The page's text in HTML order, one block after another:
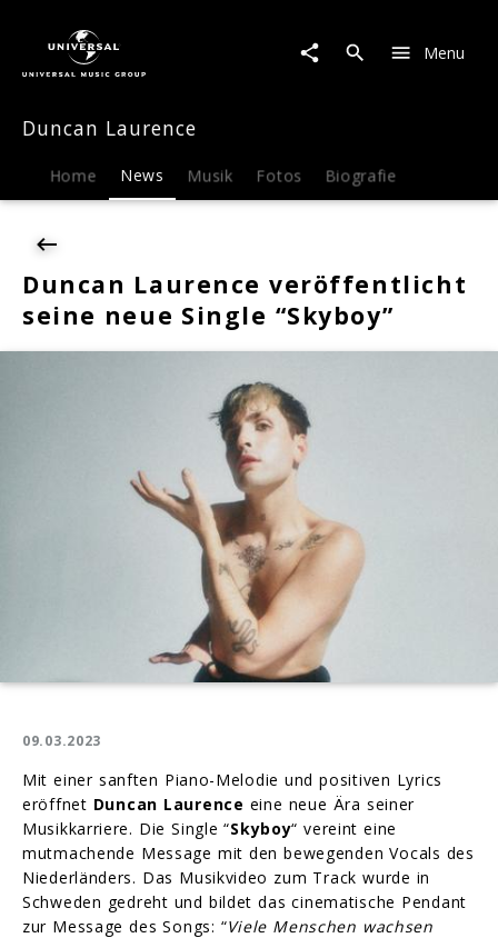
Laurence
News
Duncan
veröffentlicht
seine
Single
Menu
Duncan Laurence
Home News Musik Fotos Biografie
Duncan Laurence veröffentlicht
seine neue Single “Skyboy”
09.03.2023
Mit einer sanften Piano-Melodie und positiven Lyrics
eröffnet Duncan Laurence eine neue Ära seiner
Musikkarriere. Die Single “Skyboy“ vereint eine
mutmachende Message mit den bewegenden Vocals des
Niederländers. Das Musikvideo zum Track wurde in
Schweden gedreht und bildet das cinematische Pendant
zur Message des Songs: “Viele Menschen wachsen